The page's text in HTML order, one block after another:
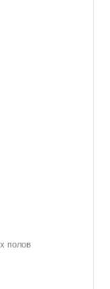
полов